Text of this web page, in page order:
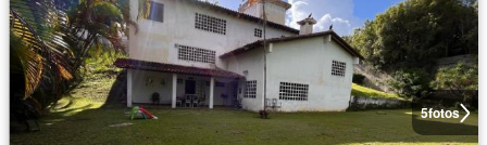
5fotos